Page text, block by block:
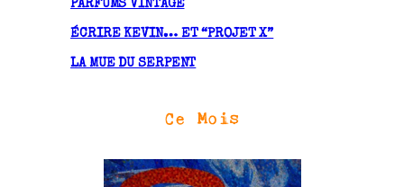
PARFUMS VINTAGE
ÉCRIRE KEVIN… ET “PROJET X”
LA MUE DU SERPENT
Ce Mois